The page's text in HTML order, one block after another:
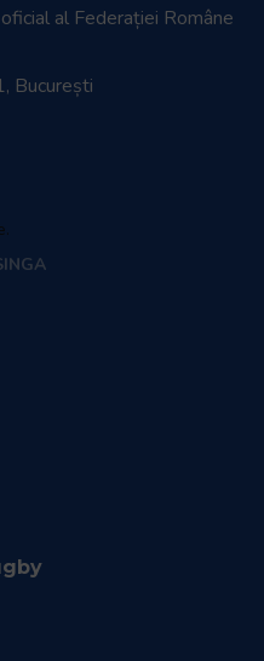
al Federației Române
București